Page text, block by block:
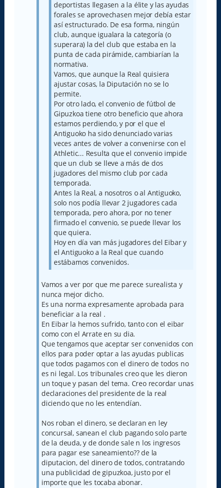
deportistas llegasen a la élite y las ayudas
forales se aprovechasen mejor debía estar
así estructurado. De esa forma, ningún
club, aunque igualara la categoría (o
superara) la del club que estaba en la
punta de cada pirámide, cambiarían la
normativa.
Vamos, que aunque la Real quisiera
ajustar cosas, la Diputación no se lo
permite.
Por otro lado, el convenio de fútbol de
Gipuzkoa tiene otro beneficio que ahora
estamos perdiendo, y por el que el
Antiguoko ha sido denunciado varias
veces antes de volver a convenirse con el
Athletic... Resulta que el convenio impide
que un club se lleve a más de dos
jugadores del mismo club por cada
temporada.
Antes la Real, a nosotros o al Antiguoko,
solo nos podía llevar 2 jugadores cada
temporada, pero ahora, por no tener
firmado el convenio, se puede llevar los
que quiera.
Hoy en día van más jugadores del Eibar y
el Antiguoko a la Real que cuando
estábamos convenidos.
Vamos a ver por que me parece surealista y
nunca mejor dicho.
Es una norma expresamente aprobada para
beneficiar a la real .
En Eibar la hemos sufrido, tanto con el eibar
como con el Arrate en su dia.
Que tengamos que aceptar ser convenidos con
ellos para poder optar a las ayudas publicas
que todos pagamos con el dinero de todos no
es ni legal. Los tribunales creo que les dieron
un toque y pasan del tema. Creo recordar unas
declaraciones del presidente de la real
diciendo que no les entendían.
Nos roban el dinero, se declaran en ley
concursal, sanean el club pagando solo parte
de la deuda, y de donde sale n los ingresos
para pagar ese saneamiento?? de la
diputacion, del dinero de todos, contratando
una publicidad de gipuzkoa, justo por el
importe que les tocaba abonar.